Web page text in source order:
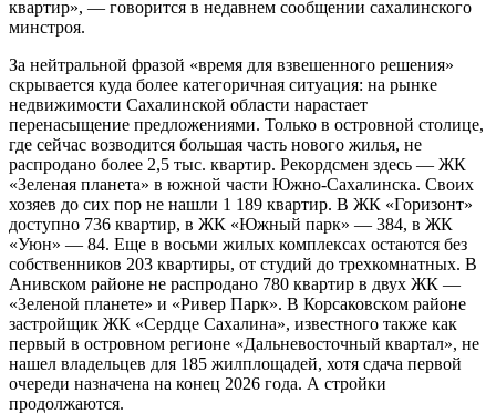
квартир», — говорится в недавнем сообщении сахалинского
минстроя.
За нейтральной фразой «время для взвешенного решения»
скрывается куда более категоричная ситуация: на рынке
недвижимости Сахалинской области нарастает
перенасыщение предложениями. Только в островной столице,
где сейчас возводится большая часть нового жилья, не
распродано более 2,5 тыс. квартир. Рекордсмен здесь — ЖК
«Зеленая планета» в южной части Южно-Сахалинска. Своих
хозяев до сих пор не нашли 1 189 квартир. В ЖК «Горизонт»
доступно 736 квартир, в ЖК «Южный парк» — 384, в ЖК
«Уюн» — 84. Еще в восьми жилых комплексах остаются без
собственников 203 квартиры, от студий до трехкомнатных. В
Анивском районе не распродано 780 квартир в двух ЖК —
«Зеленой планете» и «Ривер Парк». В Корсаковском районе
застройщик ЖК «Сердце Сахалина», известного также как
первый в островном регионе «Дальневосточный квартал», не
нашел владельцев для 185 жилплощадей, хотя сдача первой
очереди назначена на конец 2026 года. А стройки
продолжаются.